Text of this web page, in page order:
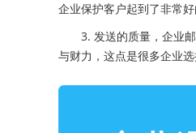
企业保护客户起到了非常
3. 发送的质量，企业
与财力，这点是很多企业